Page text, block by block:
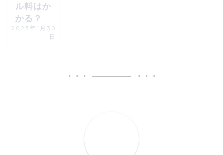
ル料はか
かる？
2025年1月30
日